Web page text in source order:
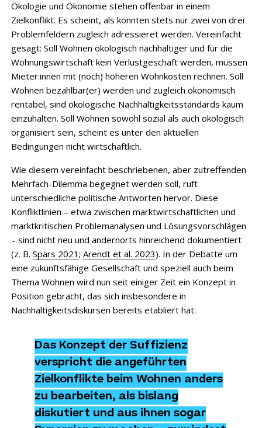
Ökologie und Ökonomie stehen offenbar in einem
Zielkonflikt. Es scheint, als könnten stets nur zwei von drei
Problemfeldern zugleich adressieret werden. Vereinfacht
gesagt: Soll Wohnen ökologisch nachhaltiger und für die
Wohnungswirtschaft kein Verlustgeschäft werden, müssen
Mieter:innen mit (noch) höheren Wohnkosten rechnen. Soll
Wohnen bezahlbar(er) werden und zugleich ökonomisch
rentabel, sind ökologische Nachhaltigkeitsstandards kaum
einzuhalten. Soll Wohnen sowohl sozial als auch ökologisch
organisiert sein, scheint es unter den aktuellen
Bedingungen nicht wirtschaftlich.
Wie diesem vereinfacht beschriebenen, aber zutreffenden
Mehrfach-Dilemma begegnet werden soll, ruft
unterschiedliche politische Antworten hervor. Diese
Konfliktlinien – etwa zwischen marktwirtschaftlichen und
marktkritischen Problemanalysen und Lösungsvorschlägen
– sind nicht neu und andernorts hinreichend dokumentiert
(z. B. Spars 2021 ; Arendt et al. 2023). In der Debatte um
eine zukunftsfähige Gesellschaft und speziell auch beim
Thema Wohnen wird nun seit einiger Zeit ein Konzept in
Position gebracht, das sich insbesondere in
Nachhaltigkeitsdiskursen bereits etabliert hat:
Das Konzept der Suffizienz
verspricht die angeführten
Zielkonflikte beim Wohnen anders
zu bearbeiten, als bislang
diskutiert und aus ihnen sogar